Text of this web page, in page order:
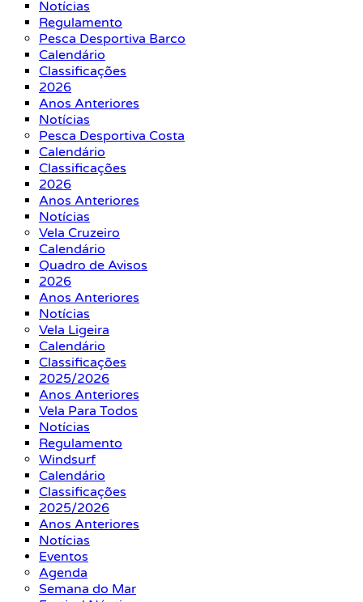
Notícias
Regulamento
Pesca Desportiva Barco
Calendário
Classificações
2026
Anos Anteriores
Notícias
Pesca Desportiva Costa
Calendário
Classificações
2026
Anos Anteriores
Notícias
Vela Cruzeiro
Calendário
Quadro de Avisos
2026
Anos Anteriores
Notícias
Vela Ligeira
Calendário
Classificações
2025/2026
Anos Anteriores
Vela Para Todos
Notícias
Regulamento
Windsurf
Calendário
Classificações
2025/2026
Anos Anteriores
Notícias
Eventos
Agenda
Semana do Mar